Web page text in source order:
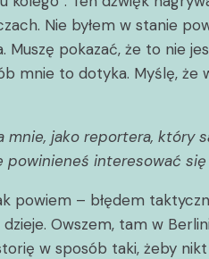
Nie byłem w stanie
pokazać, że to nie
mnie to dotyka. Myślę, że
jako reportera, który
powinieneś interesować
powiem – błędem
Owszem, tam w
w sposób taki, żeby